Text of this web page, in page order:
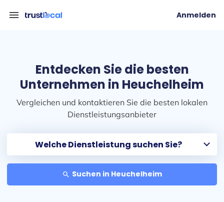
menu Anmelden
Entdecken Sie die besten
Unternehmen in Heuchelheim
Vergleichen und kontaktieren Sie die besten lokalen
Dienstleistungsanbieter
search Suchen in Heuchelheim